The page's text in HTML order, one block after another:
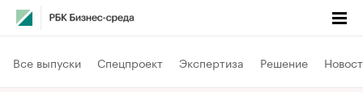
Все выпуски Спецпроект Экспертиза Решение